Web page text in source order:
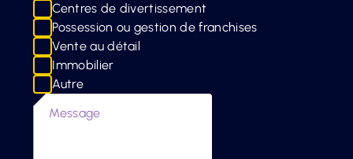
Centres de divertissement
Possession ou gestion de franchises
Vente au détail
Immobilier
Autre